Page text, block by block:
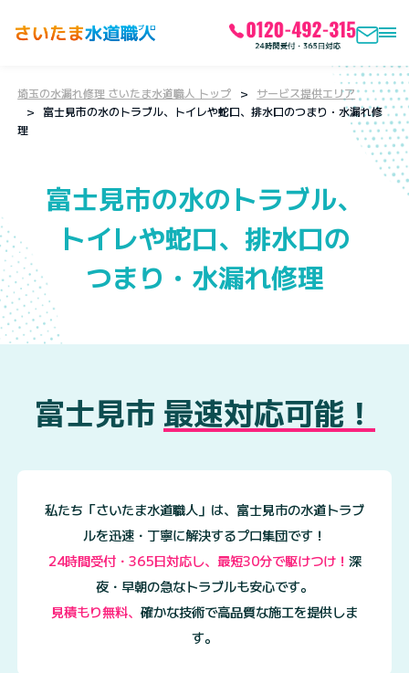
埼玉の水漏れ修理 さいたま水道職人 トップ
サービス提供エリア
富士見市の水のトラブル、トイレや蛇口、排水口のつまり・水漏れ修
理
富士見市の水のトラブル、
トイレや蛇口、排水口の
つまり・水漏れ修理
富士見市 最速対応可能！
私たち「さいたま水道職人」は、富士見市の水道トラブ
ルを迅速・丁寧に解決するプロ集団です！
24時間受付・365日対応し、最短30分で駆けつけ！ 深
夜・早朝の急なトラブルも安心です。
見積もり無料、 確かな技術で高品質な施工を提供しま
す。